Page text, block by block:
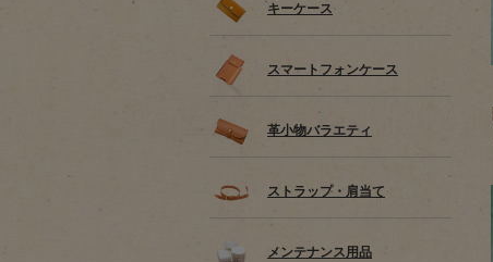
キーケース
スマートフォンケース
革小物バラエティ
ストラップ・肩当て
メンテナンス用品